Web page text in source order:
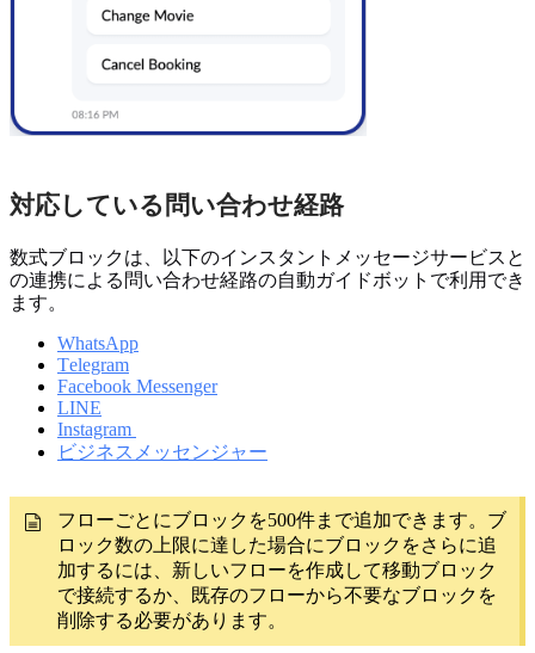
対応している問い合わせ経路
数式ブロックは、以下のインスタントメッセージサービスと
の連携による問い合わせ経路の自動ガイドボットで利用でき
ます。
WhatsApp
Telegram
Facebook Messenger
LINE
Instagram
ビジネスメッセンジャー
フローごとにブロックを500件まで追加できます。ブ
ロック数の上限に達した場合にブロックをさらに追
加するには、新しいフローを作成して移動ブロック
で接続するか、既存のフローから不要なブロックを
削除する必要があります。